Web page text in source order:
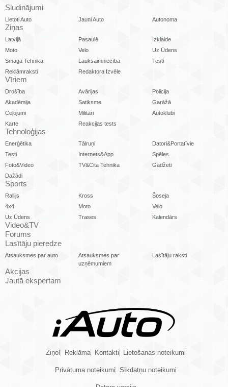
Sludinājumi
Lietoti Auto Jauni Auto Autonoma
Ziņas
Latvijā Pasaulē
Izklaide
Moto
Velo
Uz Ūdens
Smagā Tehnika
Lauksaimniecība
Testi
Reklāmraksti
Redaktora Izvēle
Vīriem
Drošība Avārijas
Policija
Akadēmija
Satiksme
Garāžā
Ceļojumi
Militāri
Autoklubi
Karte
Reakcijas tests
Tehnoloģijas
Enerģētika Tālruņi
Datori&Portatīvie
Testi
Internets&App
Spēles
Foto&Video
TV&Cita Tehnika
Gadžeti
Dažādi
Sports
Rallijs Kross
Šoseja
4x4
Moto
Velo
Uz Ūdens
Trases Kalendārs
Video&TV
Forums
Lasītāju pieredze
Atsauksmes par auto
Atsauksmes par
uzņēmumiem
Lasītāju raksti
Akcijas
Jautā ekspertam
Ziņo! Reklāma Kontakti Lietošanas noteikumi
Privātuma noteikumi Sīkdatņu noteikumi